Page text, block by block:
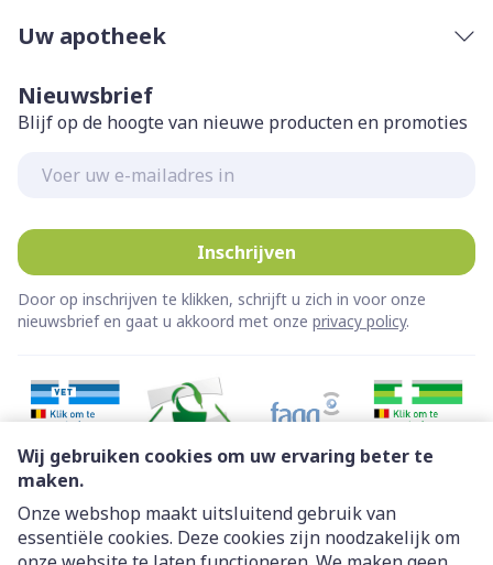
Wij gebruiken cookies om uw ervaring beter te
maken.
Onze webshop maakt uitsluitend gebruik van
essentiële cookies. Deze cookies zijn noodzakelijk om
Uw apotheek
Nieuwsbrief
Blijf op de hoogte van nieuwe producten en promoties
Inschrijven
Door op inschrijven te klikken, schrijft u zich in voor onze
nieuwsbrief en gaat u akkoord met onze privacy policy.
Juridische links